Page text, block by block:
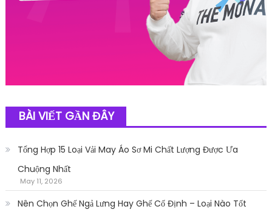
BÀI VIẾT GẦN ĐÂY
Tổng Hợp 15 Loại Vải May Áo Sơ Mi Chất Lượng Được Ưa
Chuộng Nhất
May 11, 2026
Nên Chọn Ghế Ngả Lưng Hay Ghế Cố Định – Loại Nào Tốt